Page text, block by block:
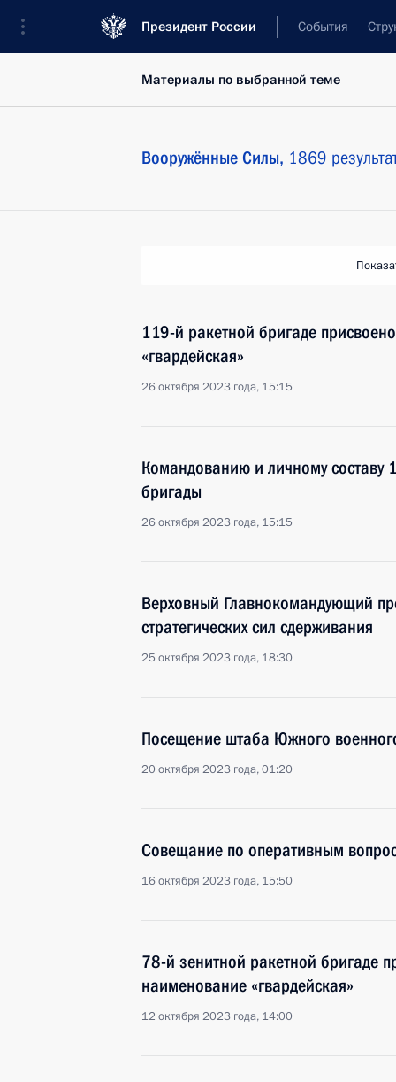
Президент России События
Материалы по выбранной теме
Вооружённые Силы, 1869
119-й ракетной бригаде
«гвардейская»
26 октября 2023 года, 15:15
Командованию и личному составу
бригады
26 октября 2023 года, 15:15
Верховный Главнокомандующий
стратегических сил сдерживания
25 октября 2023 года, 18:30
Посещение штаба Южного
20 октября 2023 года, 01:20
Совещание по оперативным
16 октября 2023 года, 15:50
78-й зенитной ракетной бригаде
наименование «гвардейская»
12 октября 2023 года, 14:00